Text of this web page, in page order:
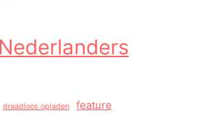
draadloos opladen feature